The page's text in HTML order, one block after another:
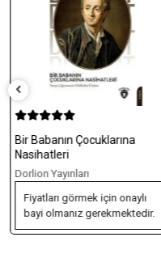
Bir Babanın Çocuklarına
Nasihatleri
Dorlion Yayınları
Fiyatları görmek için onaylı
bayi olmanız gerekmektedir.